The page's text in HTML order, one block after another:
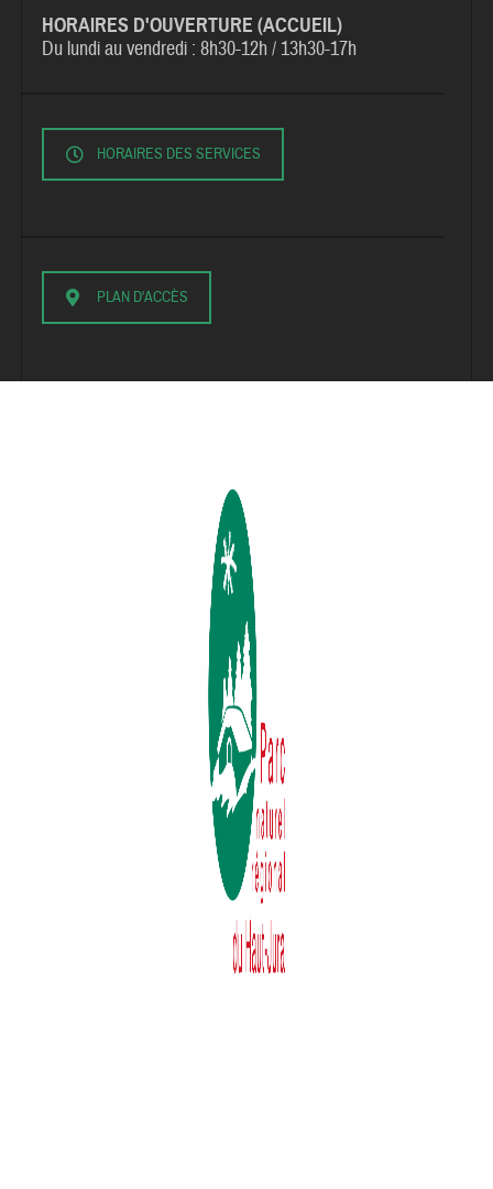
HORAIRES D'OUVERTURE (ACCUEIL)
Du lundi au vendredi :8h30-12h / 13h30-17h
HORAIRES DES SERVICES
PLAN D'ACCÈS